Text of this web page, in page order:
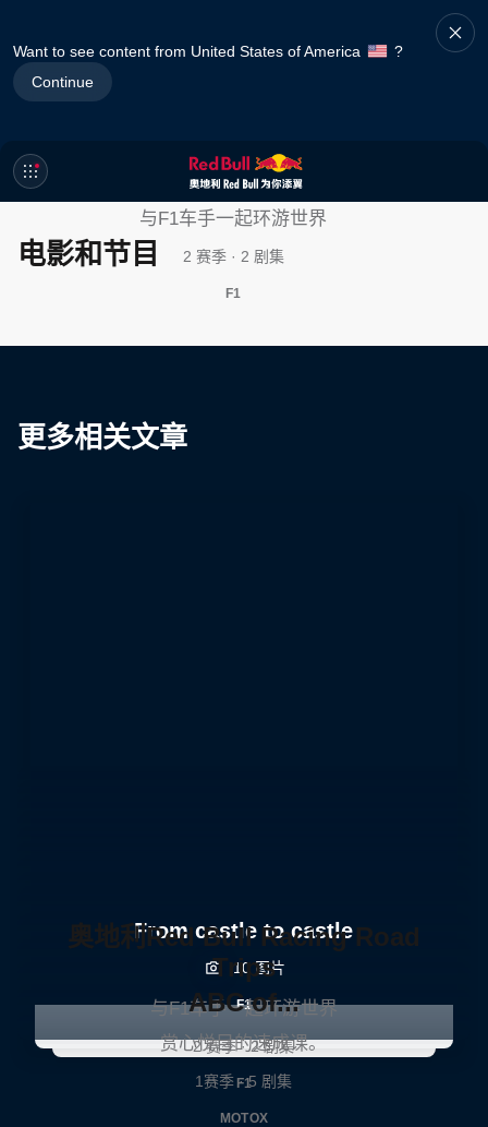
Want to see content from United States of America
?
Continue
电影和节目
奥地利Red Bull Racing Road
Trips
与F1车手一起环游世界
2 赛季 · 2 剧集
F1
更多相关文章
From castle to castle
10 图片
F1
奥地利Red Bull Racing Road
Trips
与F1车手一起环游世界
2 赛季 · 2 剧集
F1
ABC of...
赏心悦目的速成课。
1赛季 · 5 剧集
MOTOX